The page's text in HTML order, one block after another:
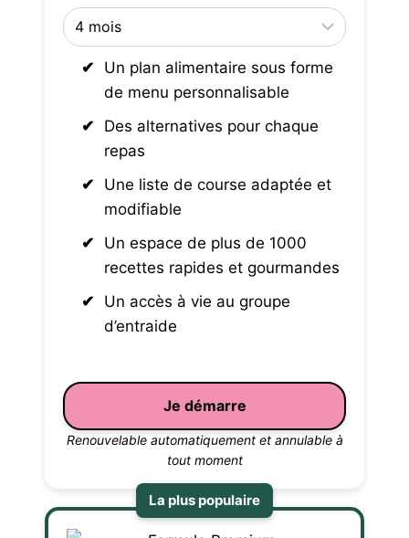
Un plan alimentaire sous forme
de menu personnalisable
Des alternatives pour chaque
repas
Une liste de course adaptée et
modifiable
Un espace de plus de 1000
recettes rapides et gourmandes
Un accès à vie au groupe
d’entraide
Je démarre
Renouvelable automatiquement et annulable à
tout moment